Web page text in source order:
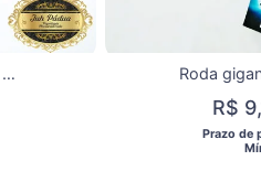
Porta bis duplo Michael Jackson
R$
Prazo de